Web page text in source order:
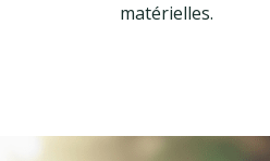
matérielles.